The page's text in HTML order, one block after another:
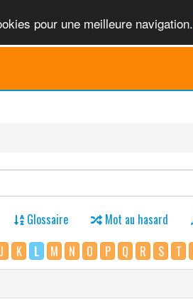
pour une meilleure navigation.
Glossaire Mot au hasard
J K L M N O P Q R S T